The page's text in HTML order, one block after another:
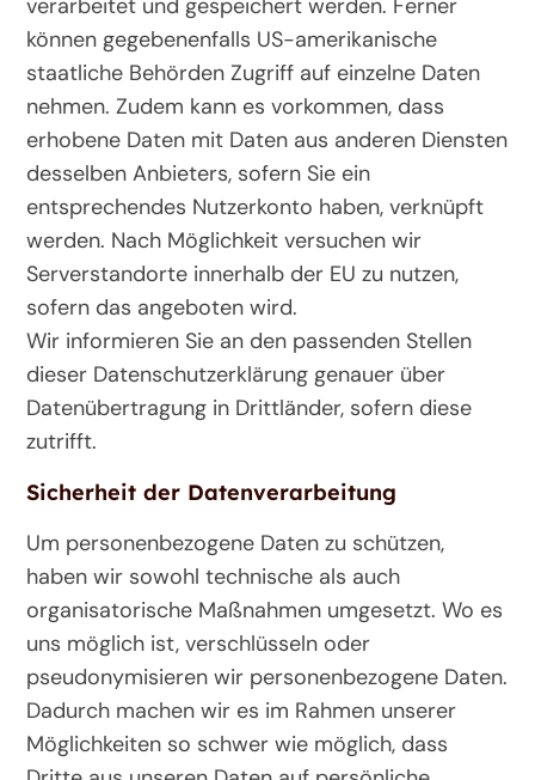
verarbeitet und gespeichert werden. Ferner
können gegebenenfalls US-amerikanische
staatliche Behörden Zugriff auf einzelne Daten
nehmen. Zudem kann es vorkommen, dass
erhobene Daten mit Daten aus anderen Diensten
desselben Anbieters, sofern Sie ein
entsprechendes Nutzerkonto haben, verknüpft
werden. Nach Möglichkeit versuchen wir
Serverstandorte innerhalb der EU zu nutzen,
sofern das angeboten wird.
Wir informieren Sie an den passenden Stellen
dieser Datenschutzerklärung genauer über
Datenübertragung in Drittländer, sofern diese
zutrifft.
Sicherheit der Datenverarbeitung
Um personenbezogene Daten zu schützen,
haben wir sowohl technische als auch
organisatorische Maßnahmen umgesetzt. Wo es
uns möglich ist, verschlüsseln oder
pseudonymisieren wir personenbezogene Daten.
Dadurch machen wir es im Rahmen unserer
Möglichkeiten so schwer wie möglich, dass